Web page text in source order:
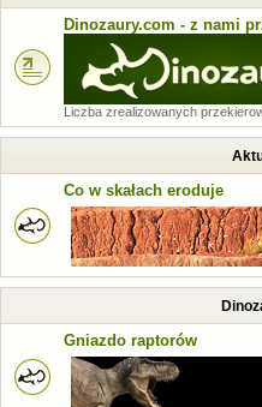
Dinozaury.com - z nami
Liczba zrealizowanych
Co w skałach eroduje
Gniazdo raptorów